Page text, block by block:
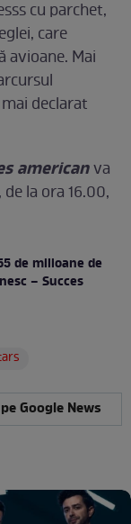
cu parchet,
care
Mai
declarat
americanva
la ora 16.00,
de milioane de
– Succes
Google News